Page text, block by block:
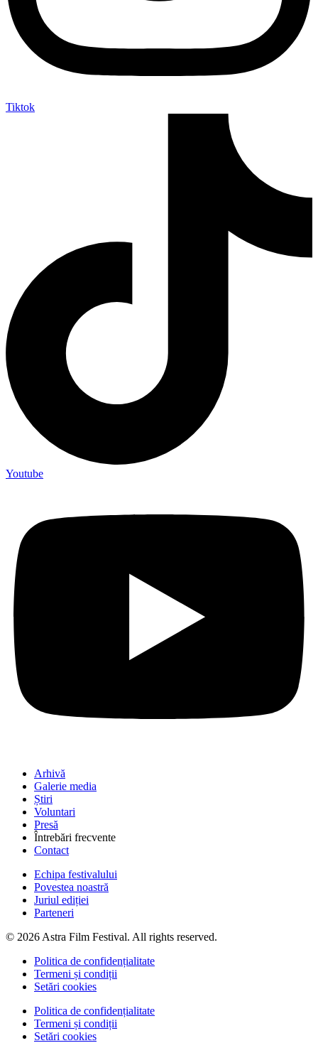
Tiktok
Youtube
Arhivă
Galerie media
Știri
Voluntari
Presă
Întrebări frecvente
Contact
Echipa festivalului
Povestea noastră
Juriul ediției
Parteneri
© 2026 Astra Film Festival. All rights reserved.
Politica de confidențialitate
Termeni și condiții
Setări cookies
Politica de confidențialitate
Termeni și condiții
Setări cookies